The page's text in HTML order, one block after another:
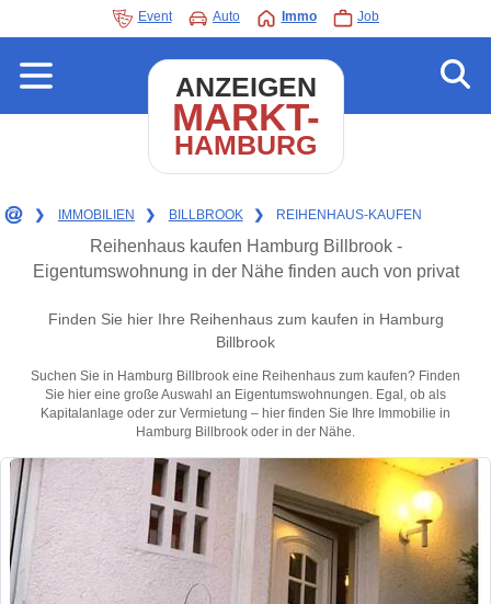
Event Auto Immo Job
ANZEIGEN
MARKT-
HAMBURG
❯ IMMOBILIEN ❯ BILLBROOK ❯ REIHENHAUS-KAUFEN
Reihenhaus kaufen Hamburg Billbrook -
Eigentumswohnung in der Nähe finden auch von privat
Finden Sie hier Ihre Reihenhaus zum kaufen in Hamburg
Billbrook
Suchen Sie in Hamburg Billbrook eine Reihenhaus zum kaufen? Finden
Sie hier eine große Auswahl an Eigentumswohnungen. Egal, ob als
Kapitalanlage oder zur Vermietung – hier finden Sie Ihre Immobilie in
Hamburg Billbrook oder in der Nähe.